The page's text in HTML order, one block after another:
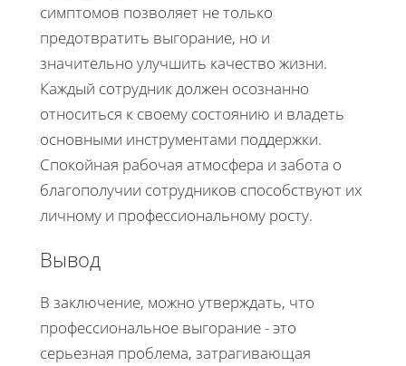
симптомов позволяет не только
предотвратить выгорание, но и
значительно улучшить качество жизни.
Каждый сотрудник должен осознанно
относиться к своему состоянию и владеть
основными инструментами поддержки.
Спокойная рабочая атмосфера и забота о
благополучии сотрудников способствуют их
личному и профессиональному росту.
Вывод
В заключение, можно утверждать, что
профессиональное выгорание - это
серьезная проблема, затрагивающая